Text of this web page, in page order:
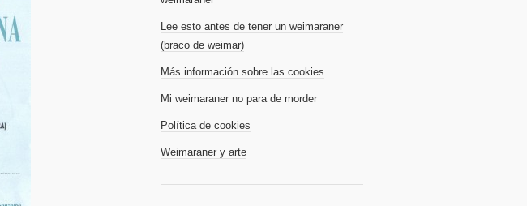
Lee esto antes de tener un weimaraner
(braco de weimar)
Más información sobre las cookies
Mi weimaraner no para de morder
Política de cookies
Weimaraner y arte